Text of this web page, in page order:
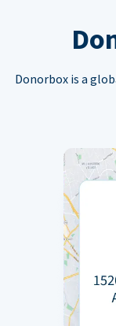
Donorbox is a